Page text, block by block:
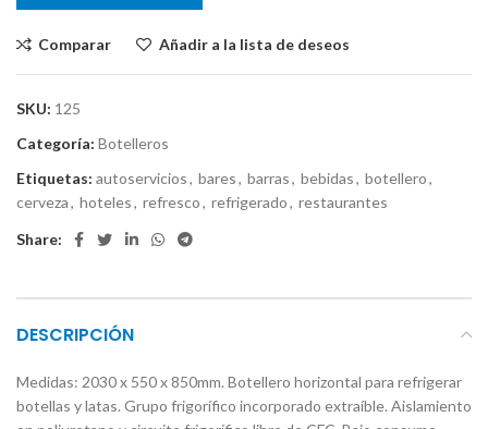
Comparar Añadir a la lista de deseos
SKU: 125
Categoría: Botelleros
Etiquetas: autoservicios, bares, barras, bebidas, botellero,
cerveza, hoteles, refresco, refrigerado, restaurantes
Share:
DESCRIPCIÓN
Medidas: 2030 x 550 x 850mm. Botellero horizontal para refrigerar
botellas y latas. Grupo frigorífico incorporado extraíble. Aislamiento